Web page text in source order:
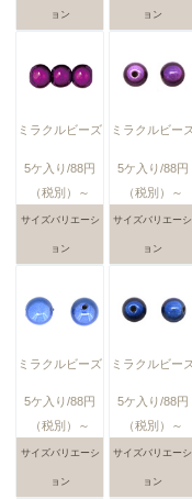
ョン ョン
ミラクルビーズ
5ケ入り/88円
（税別）～
サイズバリエーシ
ョン
ミラクルビー
5ケ入り/88円
（税別）～
サイズバリエーシ
ョン
ミラクルビーズ
5ケ入り/88円
（税別）～
サイズバリエーシ
ョン
ミラクルビー
5ケ入り/88円
（税別）～
サイズバリエーシ
ョン